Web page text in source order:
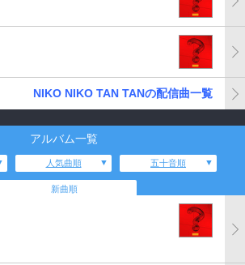
NIKO NIKO TAN TANの配信曲一覧
アルバム一覧
人気曲順 五十音順
新曲順